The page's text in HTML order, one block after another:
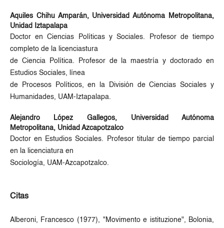
Aquiles Chihu Amparán, Universidad Autónoma Metropolitana,
Unidad Iztapalapa
Doctor en Ciencias Políticas y Sociales. Profesor de tiempo
completo de la licenciastura
de Ciencia Política. Profesor de la maestría y doctorado en
Estudios Sociales, línea
de Procesos Políticos, en la División de Ciencias Sociales y
Humanidades, UAM-Iztapalapa.
Alejandro López Gallegos,
Universidad Autónoma
Metropolitana, Unidad Azcapotzalco
Doctor en Estudios Sociales. Profesor titular de tiempo parcial
en la licenciatura en
Sociología, UAM-Azcapotzalco.
Citas
Alberoni, Francesco (1977), "Movimento e istituzione", Bolonia,